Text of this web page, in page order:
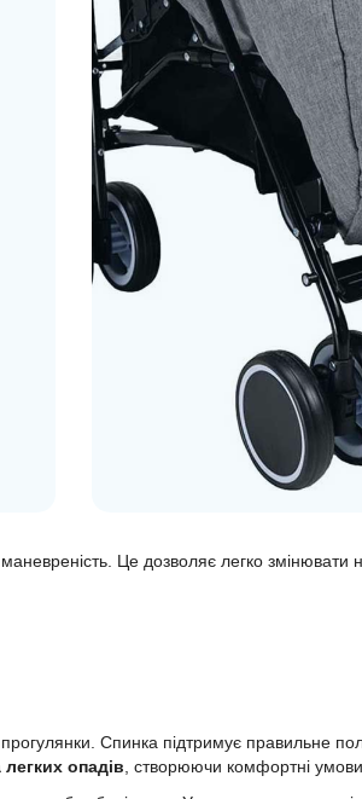
маневреність. Це дозволяє легко
прогулянки. Спинка підтримує правильне
опадів , створюючи комфортні